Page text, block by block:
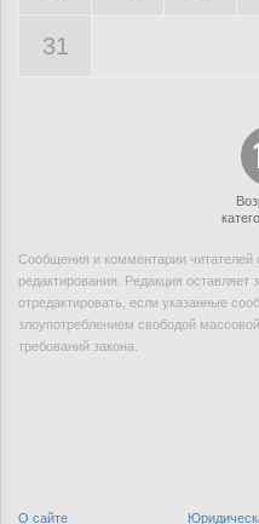
31
Сообщения и комментарии читателей
редактирования. Редакция оставляет
отредактировать, если указанные
злоупотреблением свободой
требований закона.
О сайте